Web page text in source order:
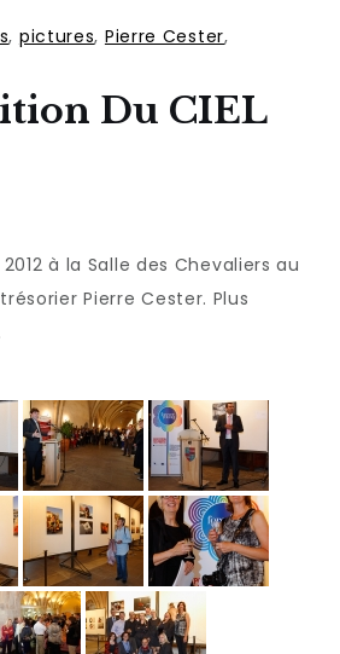
, pictures, Pierre Cester,
Du CIEL
à la Salle des Chevaliers au
Pierre Cester. Plus